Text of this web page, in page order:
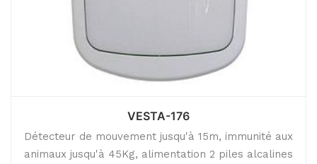
VESTA-176
Détecteur de mouvement jusqu'à 15m, immunité aux
animaux jusqu'à 45Kg, alimentation 2 piles alcalines